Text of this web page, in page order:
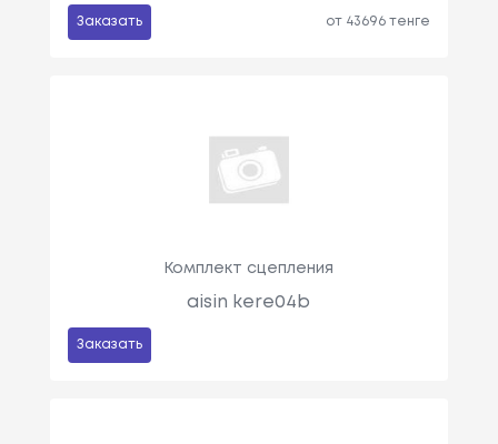
Заказать от 43696 тенге
Комплект сцепления
aisin kere04b
Заказать